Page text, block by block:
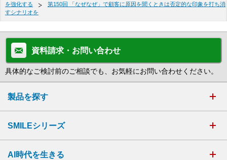
を強化する
第150回 「なぜなぜ」で顧客に原因を聞くときは否定的な印象を打ち消
すシナリオを
資料請求・お問い合わせ
具体的なご検討前のご相談でも、お気軽にお問い合わせください。
製品を探す
SMILEシリーズ
AI時代を生きる